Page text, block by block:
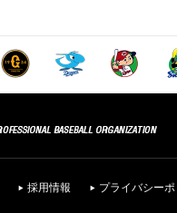
採用情報 プライバシー